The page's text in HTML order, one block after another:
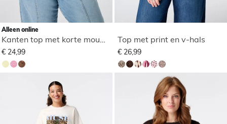
Alleen online
Kanten top met korte mouwen
€ 24,99
Top met print en v-hals
€ 26,99